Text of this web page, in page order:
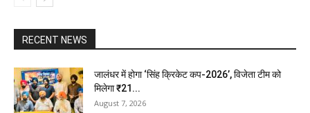
RECENT NEWS
जालंधर में होगा ‘सिंह क्रिकेट कप-2026’, विजेता टीम को
मिलेगा ₹21...
August 7, 2026